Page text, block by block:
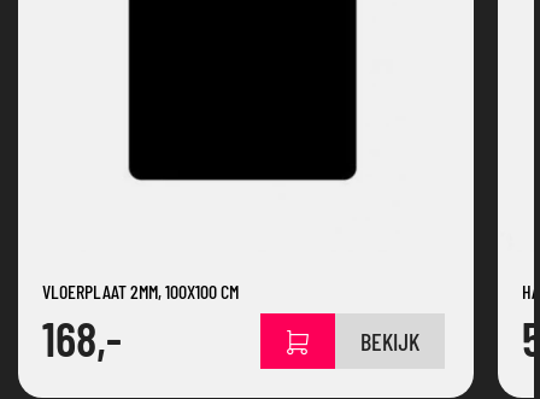
VLOERPLAAT 2MM, 100X100 CM
168,- BEKIJK